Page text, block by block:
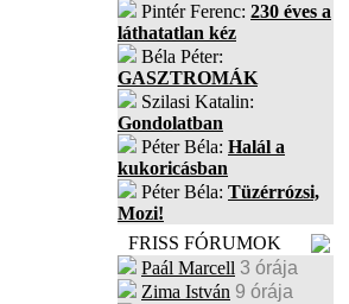
Pintér Ferenc: 230 éves a
láthatatlan kéz
Béla Péter:
GASZTROMÁK
Szilasi Katalin:
Gondolatban
Péter Béla: Halál a
kukoricásban
Péter Béla: Tüzérrózsi,
Mozi!
FRISS FÓRUMOK
Paál Marcell 3 órája
Zima István 9 órája